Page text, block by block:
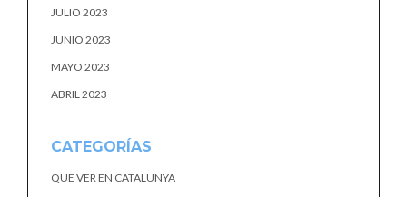
JULIO 2023
JUNIO 2023
MAYO 2023
ABRIL 2023
CATEGORÍAS
QUE VER EN CATALUNYA